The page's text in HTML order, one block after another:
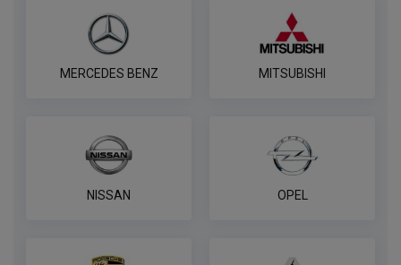
MERCEDES BENZ MITSUBISHI
NISSAN OPEL